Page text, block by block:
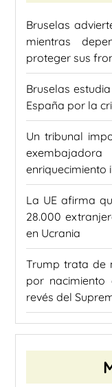
Bruselas
mientras
proteger sus
Bruselas
España por la
Un tribunal
enriquecimiento
La UE afirma
28.000
en Ucrania
Trump trata de
por
revés del